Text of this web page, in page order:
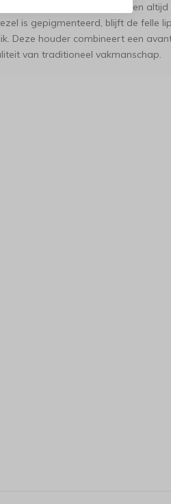
veilig opgeborgen blijven en altijd
is gepigmenteerd, blijft de felle
Deze houder combineert een
van traditioneel vakmanschap.